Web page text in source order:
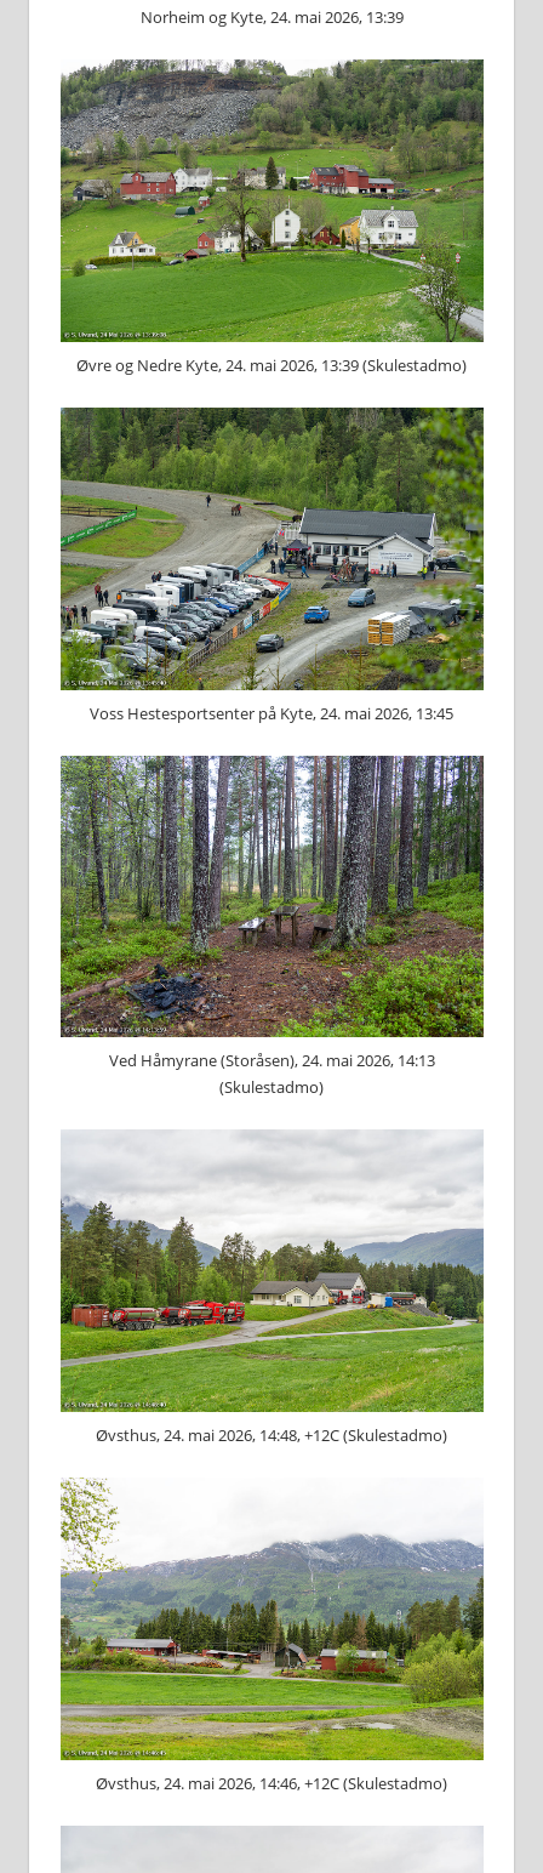
Norheim og Kyte, 24. mai 2026, 13:39
Øvre og Nedre Kyte, 24. mai 2026, 13:39 (Skulestadmo)
Voss Hestesportsenter på Kyte, 24. mai 2026, 13:45
Ved Håmyrane (Storåsen), 24. mai 2026, 14:13
(Skulestadmo)
Øvsthus, 24. mai 2026, 14:48, +12C (Skulestadmo)
Øvsthus, 24. mai 2026, 14:46, +12C (Skulestadmo)